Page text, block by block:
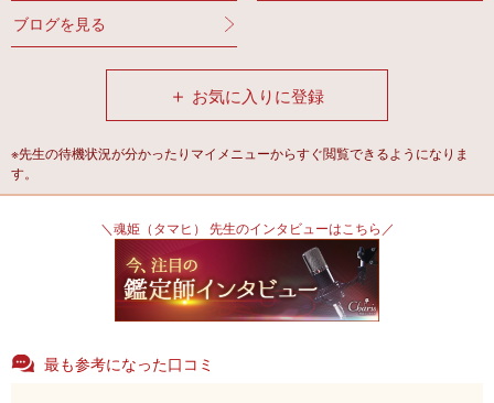
ブログを見る
＋ お気に入りに登録
※先生の待機状況が分かったりマイメニューからすぐ閲覧できるようになりま
す。
＼魂姫（タマヒ） 先生のインタビューはこちら／
最も参考になった口コミ